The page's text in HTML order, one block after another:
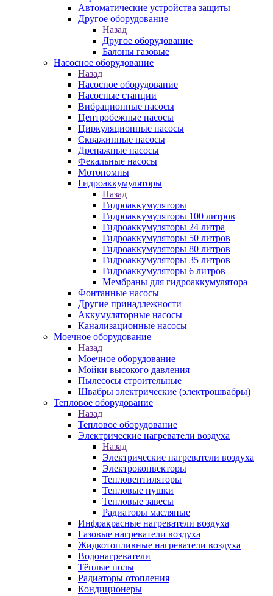
Автоматические устройства защиты
Другое оборудование
Назад
Другое оборудование
Балоны газовые
Насосное оборудование
Назад
Насосное оборудование
Насосные станции
Вибрационные насосы
Центробежные насосы
Циркуляционные насосы
Скважинные насосы
Дренажные насосы
Фекальные насосы
Мотопомпы
Гидроаккумуляторы
Назад
Гидроаккумуляторы
Гидроаккумуляторы 100 литров
Гидроаккумуляторы 24 литра
Гидроаккумуляторы 50 литров
Гидроаккумуляторы 80 литров
Гидроаккумуляторы 35 литров
Гидроаккумуляторы 6 литров
Мембраны для гидроаккумулятора
Фонтанные насосы
Другие принадлежности
Аккумуляторные насосы
Канализационные насосы
Моечное оборудование
Назад
Моечное оборудование
Мойки высокого давления
Пылесосы строительные
Швабры электрические (электрошвабры)
Тепловое оборудование
Назад
Тепловое оборудование
Электрические нагреватели воздуха
Назад
Электрические нагреватели воздуха
Электроконвекторы
Тепловентиляторы
Тепловые пушки
Тепловые завесы
Радиаторы масляные
Инфракрасные нагреватели воздуха
Газовые нагреватели воздуха
Жидкотопливные нагреватели воздуха
Водонагреватели
Тёплые полы
Радиаторы отопления
Кондиционеры